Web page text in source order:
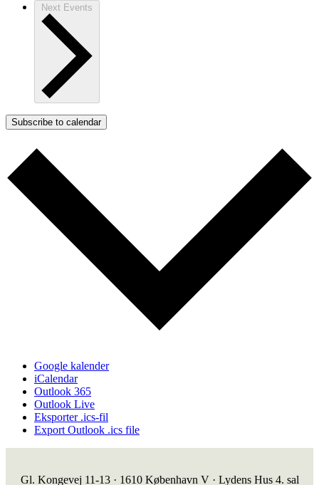
Next Events
Subscribe to calendar
Google kalender
iCalendar
Outlook 365
Outlook Live
Eksporter .ics-fil
Export Outlook .ics file
Gl. Kongevej 11-13 · 1610 København V · Lydens Hus 4. sal